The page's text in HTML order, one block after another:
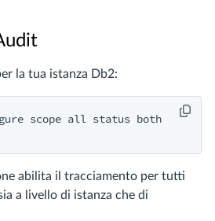
la tua istanza Db2:
scope all status both
abilita il tracciamento per tutti
a livello di istanza che di